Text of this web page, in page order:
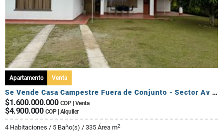
Apartamento Venta
Se Vende Casa Campestre Fuera de Conjunto - Sector Av Centenario
$1.600.000.000 COP | Venta
$4.900.000 COP | Alquiler
4 Habitaciones / 5 Baño(s) / 335 Área m2